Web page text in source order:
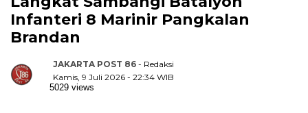
Infanteri 8 Marinir Pangkalan
Brandan
JAKARTA POST 86 - Redaksi
Kamis, 9 Juli 2026 - 22:34 WIB
5029 views